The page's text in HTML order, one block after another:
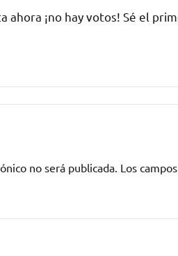
ahora ¡no hay votos! Sé el
no será publicada. Los